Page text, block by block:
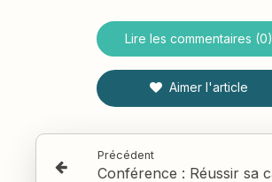
Lire les commentaires (0)
Aimer l'article
Précédent